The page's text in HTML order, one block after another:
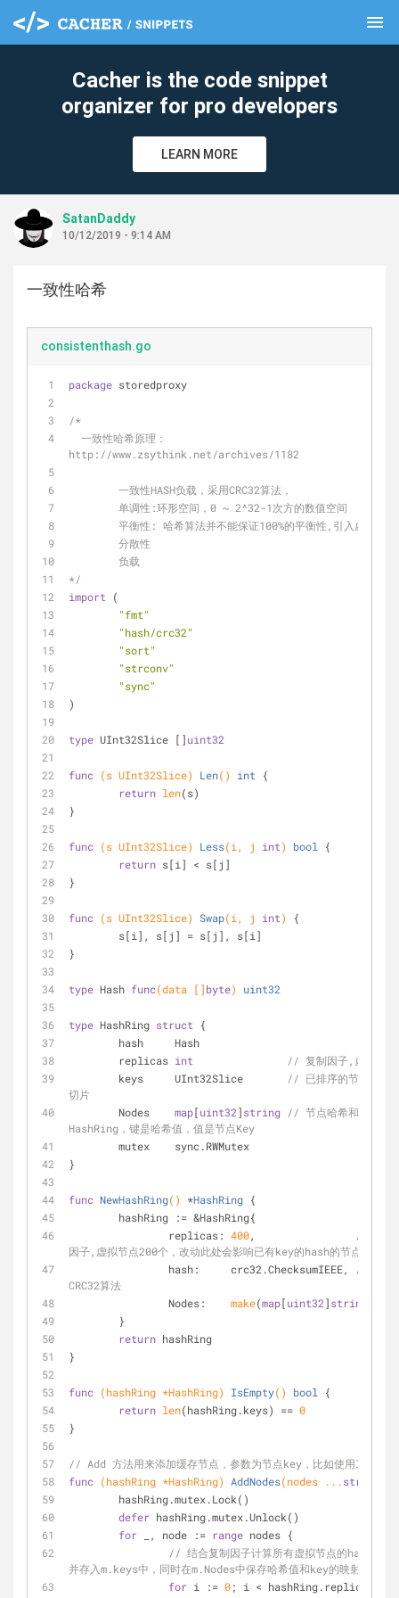
menu
Cacher is the code snippet
organizer for pro developers
LEARN MORE
SatanDaddy
10/12/2019 - 9:14 AM
一致性哈希
consistenthash.go
package storedproxy
/*
http://www.zsythink.net/archives/1182
	一致性HASH负载，采用CRC32算法，
	单调性:环形空间，0 ~ 2^32-1次方的数值空间
	平衡性: 哈希算法并不能保证100%的平衡性,引入虚拟节点
	分散性
	负载
*/
import (
"fmt"
"hash/crc32"
"sort"
"strconv"
"sync"
)
type UInt32Slice []uint32
func (s UInt32Slice) Len() int {
return len(s)
}
func (s UInt32Slice) Less(i, j int) bool
{
return s[i] < s[j]
}
func (s UInt32Slice) Swap(i, j int)
{
	s[i], s[j] = s[j], s[i]
}
type Hash func(data []byte) uint32
type HashRing struct {
	hash     Hash
	replicas
int
// 复制因子,虚拟节点
	keys     UInt32Slice
// 已排序的节点哈希
切片
	Nodes
map[uint32]string // 节点哈希和KEY的
HashRing，键是哈希值，值是节点Key
	mutex    sync.RWMutex
}
func NewHashRing() *HashRing {
	hashRing := &HashRing{
		replicas:
400,
// 复制
因子,虚拟节点200个，改动此处会影响已有key的hash的节点
		hash:     crc32.ChecksumIEEE,
//使用
CRC32算法
		Nodes:
make(map[uint32]string
	}
return hashRing
}
func (hashRing *HashRing) IsEmpty() bool
{
return len(hashRing.keys) == 0
}
// Add 方法用来添加缓存节点，参数为节点key，比如使用IP
func (hashRing *HashRing) AddNodes(nodes ...string
	hashRing.mutex.Lock()
defer hashRing.mutex.Unlock()
for _, node := range nodes {
// 结合复制因子计算所有虚拟节点的hash值，
并存入m.keys中，同时在m.Nodes中保存哈希值和key的映射
for i := 0; i < hashRing.replicas;
clear